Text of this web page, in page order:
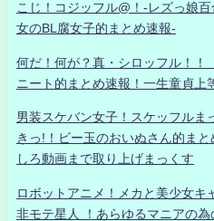
こじ！コジッフル@！-レズっ娘
女のBL腐女子的まとめ速報-
何だ！何が？真・シロッフル
ニート的まとめ速報！一生童貞上
男装スケバン女子！スケッフルま
きっ!！ビー玉のおいぬさん的ま
しろ動画まで取り上げまっくす
ロボットアニメ！メカと美少女キ
非モテ星人 ！あらゆるマニアの為